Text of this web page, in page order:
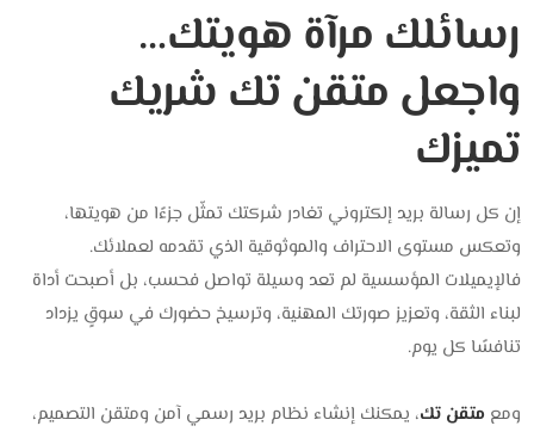
رسائلك مرآة هويتك…
واجعل متقن تك شريك
تميزك
إن كل رسالة بريد إلكتروني تغادر شركتك تمثّل جزءًا من هويتها،
وتعكس مستوى الاحتراف والموثوقية الذي تقدمه لعملائك.
فالإيميلات المؤسسية لم تعد وسيلة تواصل فحسب، بل أصبحت أداة
لبناء الثقة، وتعزيز صورتك المهنية، وترسيخ حضورك في سوقٍ يزداد
تنافسًا كل يوم.
ومع متقن تك، يمكنك إنشاء نظام بريد رسمي آمن ومتقن التصميم،